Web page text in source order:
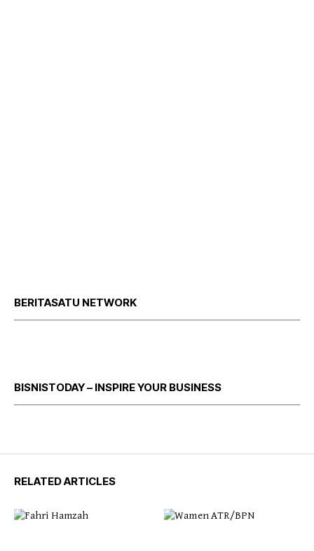
BERITASATU NETWORK
BISNISTODAY – INSPIRE YOUR BUSINESS
RELATED ARTICLES